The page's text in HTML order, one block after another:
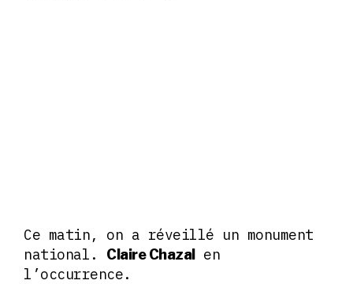
Ce matin, on a réveillé un monument
national. Claire Chazalen
l’occurrence.